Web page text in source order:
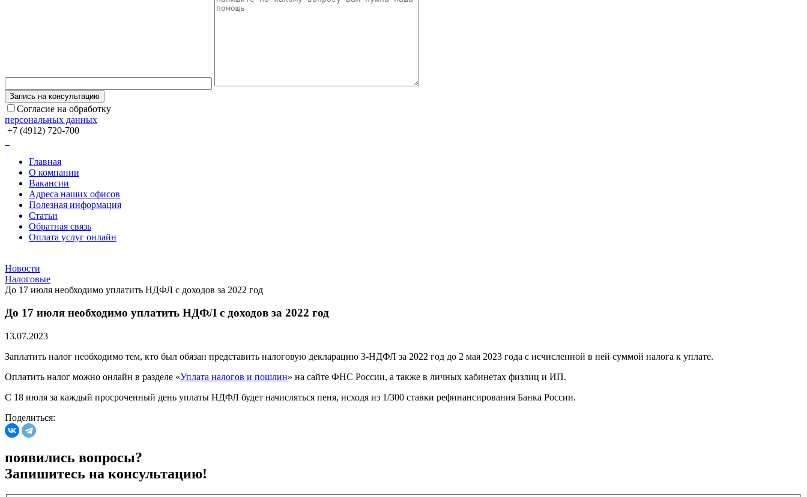
Согласие на обработку
персональных данных
+7 (4912) 720-700
Главная
О компании
Вакансии
Адреса наших офисов
Полезная информация
Статьи
Обратная связь
Оплата услуг онлайн
Новости
Налоговые
До 17 июля необходимо уплатить НДФЛ с доходов за 2022 год
До 17 июля необходимо уплатить НДФЛ с доходов за 2022 год
13.07.2023
Заплатить налог необходимо тем, кто был обязан представить налоговую декларацию 3-НДФЛ за 2022 год до 2 мая 2023 года с исчисленной в ней суммой налога к уплате.
Оплатить налог можно онлайн в разделе «Уплата налогов и пошлин» на сайте ФНС России, а также в личных кабинетах физлиц и ИП.
С 18 июля за каждый просроченный день уплаты НДФЛ будет начисляться пеня, исходя из 1/300 ставки рефинансирования Банка России.
Поделиться:
появились вопросы?
Запишитесь на консультацию!